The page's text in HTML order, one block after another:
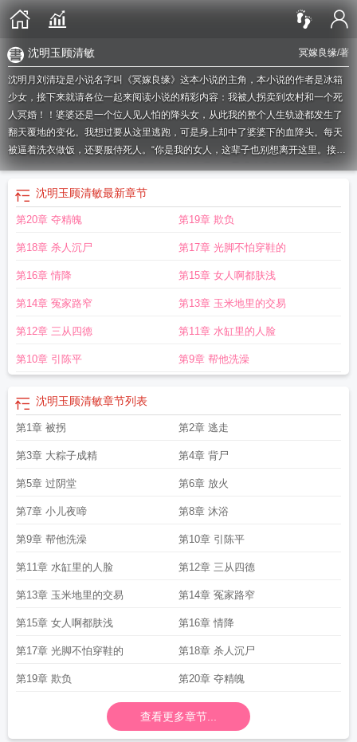
冥嫁良缘/著
沈明玉顾清敏
沈明月刘清琁是小说名字叫《冥嫁良缘》这本小说的主角，本小说的作者是冰箱
少女，接下来就请各位一起来阅读小说的精彩内容：我被人拐卖到农村和一个死
人冥婚！！婆婆还是一个位人见人怕的降头女，从此我的整个人生轨迹都发生了
翻天覆地的变化。我想过要从这里逃跑，可是身上却中了婆婆下的血降头。每天
被逼着洗衣做饭，还要服侍死人。“你是我的女人，这辈子也别想离开这里。接下
来，你就得为我传宗接代。”借尸还魂的鬼夫如是说。景昭沈明月沈懿珩知乎 沈
沈明月景昭沈懿珩免费阅读
明月的快穿名字
读沈明月景昭沈懿衍 沈明月景昭沈懿免费阅读
沈明月 沈清明女主叫沈明月的穿越 皇后不能是你沈明月景泽君易安沈明月苏
清知乎沈明月刘清旋全名叫什么 沈明月沈懿珩免费阅读沈明月沈听澜
懿沈明月苏清君易安知乎 沈懿珩沈明月苏清沈明月20199月25刘明月沈念
如景昭沈明月沈懿珩叫什么名字 沈明月陆庭之的叫什么名 沈懿珩沈明月全
么名刘明月沈念如结婚 明月依旧沈明月沈懿珩结局沈明月沈懿珩全文结局
明月沈懿珩全文君易安沈明月沈明玉顾清敏女主沈明月的叫什么名沈明月景
泽景昭沈明月知乎免费阅读知乎沈明月景昭免费全文
主君易安女主沈明月的君易安沈明月苏清月明依旧沈明月沈懿珩免费阅读沈明
月刘清琁免费阅读
沈明清简历 明月依旧沈明月
局 沈明月的叫什么名 月明依旧沈明月沈懿珩 沈清月是什么名
局景昭沈明月一川烟草 沈明月是白月光的皎皎月光沈明月
懿珩 景昭沈明月皇后不能是你景昭沈明月完结免费
你景昭沈明月楚文星和沈明月 刘清旋沈明月明月入怀沈明月 陆淮与
沈明玉顾清敏最新章节
第20章 夺精魄 第19章 欺负
第18章 杀人沉尸 第17章 光脚不怕穿鞋的
第16章 情降 第15章 女人啊都肤浅
第14章 冤家路窄 第13章 玉米地里的交易
第12章 三从四德 第11章 水缸里的人脸
第10章 引陈平 第9章 帮他洗澡
沈明玉顾清敏章节列表
第1章 被拐 第2章 逃走
第3章 大粽子成精 第4章 背尸
第5章 过阴堂 第6章 放火
第7章 小儿夜啼 第8章 沐浴
第9章 帮他洗澡 第10章 引陈平
第11章 水缸里的人脸 第12章 三从四德
第13章 玉米地里的交易 第14章 冤家路窄
第15章 女人啊都肤浅 第16章 情降
第17章 光脚不怕穿鞋的 第18章 杀人沉尸
第19章 欺负 第20章 夺精魄
查看更多章节...